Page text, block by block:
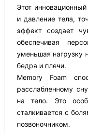
Этот
и давление тела,
эффект создает
обеспечивая
уменьшая нагрузку
бедра и плечи.
Memory Foam
расслабленному
на тело. Это
сталкивается с
позвоночником.